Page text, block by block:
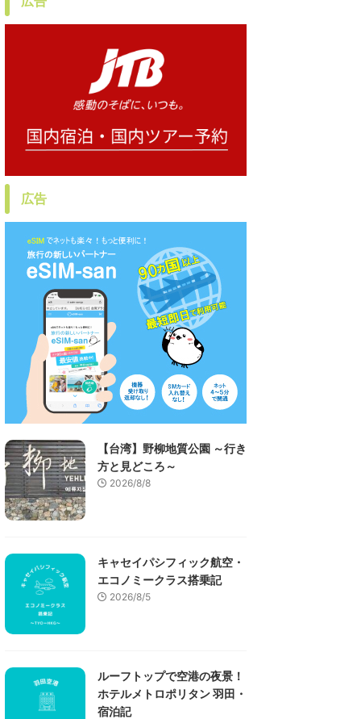
広告
【台湾】野柳地質公園 ～行き
方と見どころ～
2026/8/8
キャセイパシフィック航空・
エコノミークラス搭乗記
2026/8/5
ルーフトップで空港の夜景！
ホテルメトロポリタン 羽田・
宿泊記